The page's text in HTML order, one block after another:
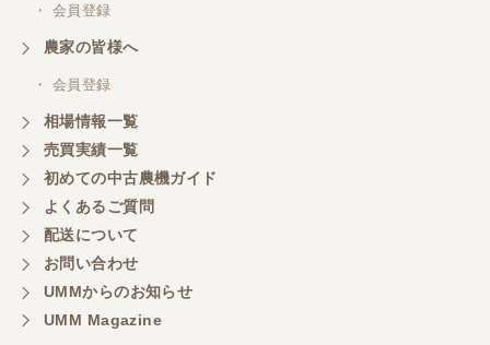
・ 会員登録
農家の皆様へ
・ 会員登録
相場情報一覧
売買実績一覧
初めての中古農機ガイド
よくあるご質問
配送について
お問い合わせ
UMMからのお知らせ
UMM Magazine